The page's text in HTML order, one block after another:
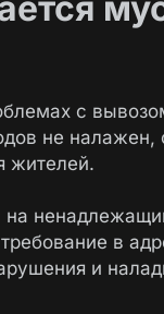
с
не налажен,
жителей.
на
требование в
и